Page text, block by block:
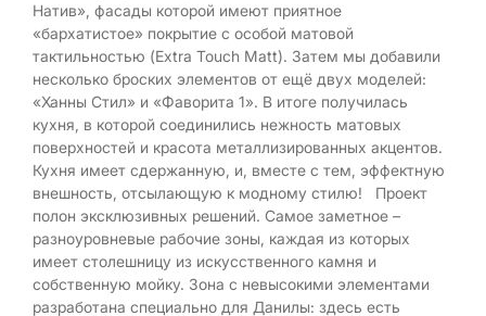
Натив», фасады которой имеют приятное
«бархатистое» покрытие с особой матовой
тактильностью (Extra Touch Matt). Затем мы добавили
несколько броских элементов от ещё двух моделей:
«Ханны Стил» и «Фаворита 1». В итоге получилась
кухня, в которой соединились нежность матовых
поверхностей и красота металлизированных акцентов.
Кухня имеет сдержанную, и, вместе с тем, эффектную
внешность, отсылающую к модному стилю! Проект
полон эксклюзивных решений. Самое заметное –
разноуровневые рабочие зоны, каждая из которых
имеет столешницу из искусственного камня и
собственную мойку. Зона с невысокими элементами
разработана специально для Данилы: здесь есть